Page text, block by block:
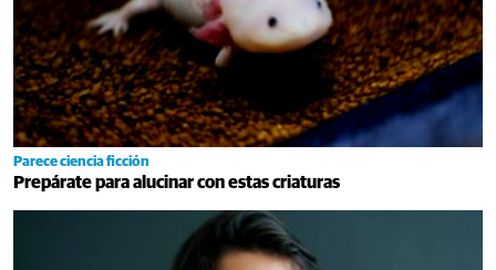
Parece ciencia ficción
Prepárate para alucinar con estas criaturas